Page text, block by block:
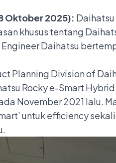
Oktober 2025):
khusus tentang
Daihatsu
Planning Division of
Rocky e-Smart
November 2021 lalu.
untuk efficiency